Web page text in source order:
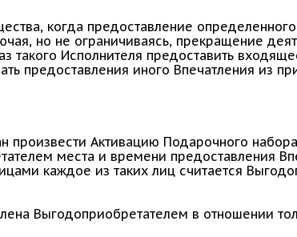
когда предоставление
но не ограничиваясь, прекращение
такого Исполнителя предоставить
предоставления иного Впечатления из
произвести Активацию Подарочного
места и времени предоставления
каждое из таких лиц считается
Выгодоприобретателем в отношении